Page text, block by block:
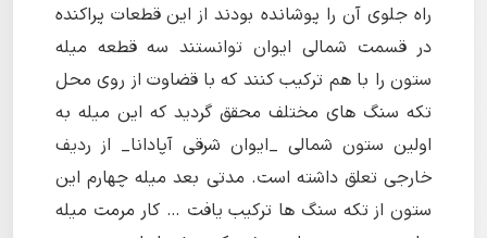
راه جلوی آن را پوشانده بودند از این قطعات پراکنده
در قسمت شمالی ایوان توانستند سه قطعه میله
ستون را با هم ترکیب کنند که با قضاوت از روی محل
تکه سنگ های مختلف محقق گردید که این میله به
اولین ستون شمالی _ایوان شرقی آپادانا_ از ردیف
خارجی تعلق داشته است. مدتی بعد میله چهارم این
ستون از تکه سنگ ها ترکیب یافت … کار مرمت میله